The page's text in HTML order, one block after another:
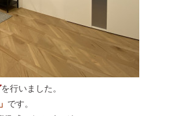
を行いました。
」 です。